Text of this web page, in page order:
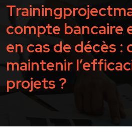
compte bancaire
en cas de décès
maintenir
projets ?